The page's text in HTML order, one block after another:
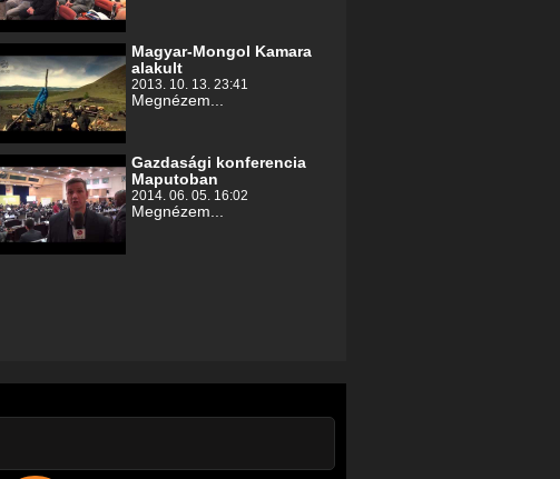
Magyar-Mongol Kamara
alakult
2013. 10. 13. 23:41
Megnézem...
Gazdasági konferencia
Maputoban
2014. 06. 05. 16:02
Megnézem...